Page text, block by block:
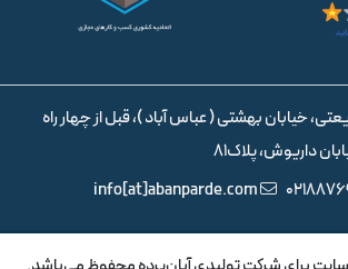
خیابان بهشتی ( عباس آباد )، قبل از چهار راه
داریوش، پلاک81
info[at]abanparde.com